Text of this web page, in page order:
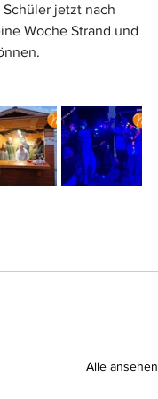
jetzt nach
Woche Strand und
Alle ansehen